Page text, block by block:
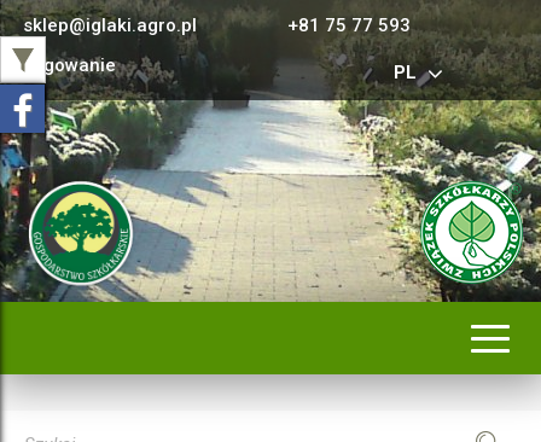
sklep@iglaki.agro.pl
+81 75 77 593
Logowanie
PL